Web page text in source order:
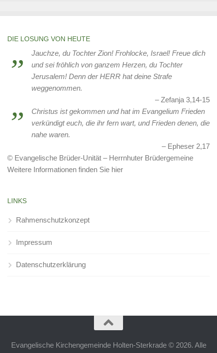
DIE LOSUNG VON HEUTE
Jauchze, du Tochter Zion! Frohlocke, Israel! Freue dich
und sei fröhlich von ganzem Herzen, du Tochter
Jerusalem! Denn der HERR hat deine Strafe
weggenommen.
Zefanja 3,14-15
Christus ist gekommen und hat im Evangelium Frieden
verkündigt euch, die ihr fern wart, und Frieden denen, die
nahe waren.
Epheser 2,17
© Evangelische Brüder-Unität – Herrnhuter Brüdergemeine
Weitere Informationen finden Sie hier
LINKS
Rahmenschutzkonzept
Impressum
Datenschutzerklärung
Evangelische Kirchengemeinde Holten-Sterkrade © 2026. Alle